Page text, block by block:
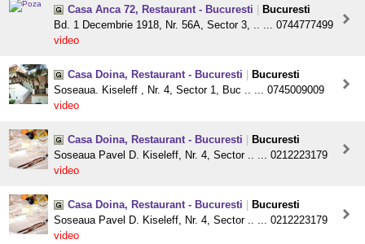
Casa Anca 72, Restaurant - Bucuresti
Bucuresti
Bd. 1 Decembrie 1918, Nr. 56A, Sector 3, .. ... 0744777499
video
Casa Doina, Restaurant - Bucuresti
Bucuresti
Soseaua. Kiseleff , Nr. 4, Sector 1, Buc .. ... 0745009009
video
Casa Doina, Restaurant - Bucuresti
Bucuresti
Soseaua Pavel D. Kiseleff, Nr. 4, Sector .. ... 0212223179
video
Casa Doina, Restaurant - Bucuresti
Bucuresti
Soseaua Pavel D. Kiseleff, Nr. 4, Sector .. ... 0212223179
video